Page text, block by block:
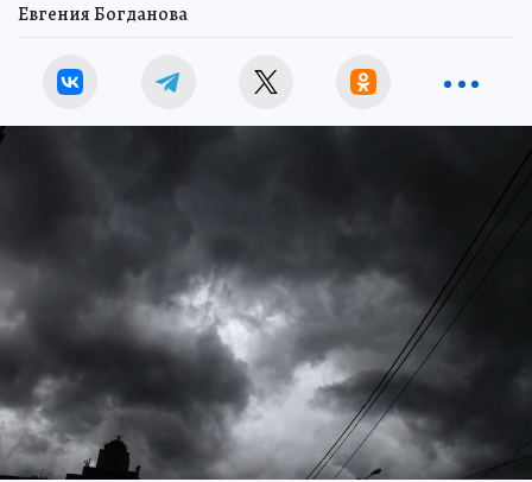
Евгения Богданова